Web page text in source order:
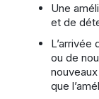
Une
et de
ou de
que